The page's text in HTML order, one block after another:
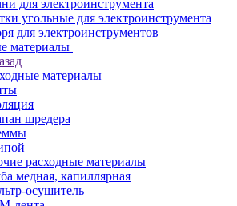
для электроинструмента
угольные для электроинструмента
для электроинструментов
материалы
материалы
шредера
расходные материалы
медная, капиллярная
осушитель